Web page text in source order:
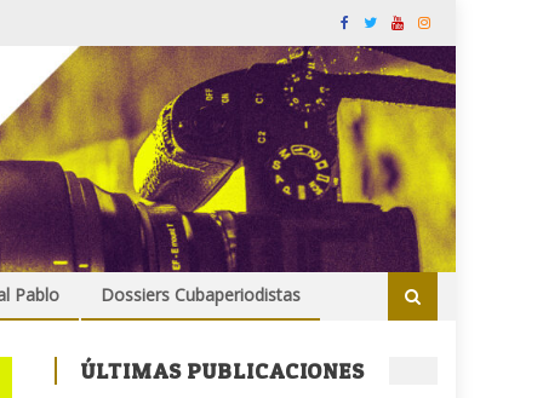
Pablo Dossiers Cubaperiodistas
ÚLTIMAS PUBLICACIONES